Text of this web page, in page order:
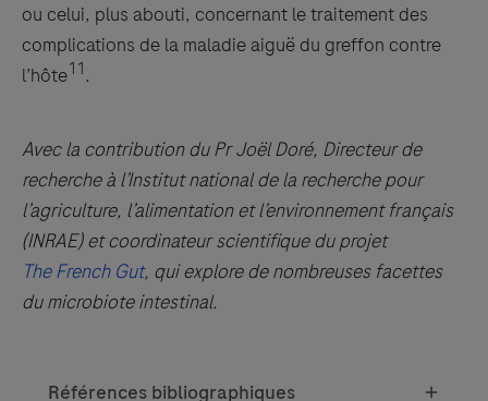
ou celui, plus abouti, concernant le traitement des
complications de la maladie aiguë du greffon contre
l’hôte11.
Avec la contribution du Pr Joël Doré, Directeur de
recherche à l’Institut national de la recherche pour
l’agriculture, l’alimentation et l’environnement français
(INRAE) et coordinateur scientifique du projet
The French Gut, qui explore de nombreuses facettes
du microbiote intestinal.